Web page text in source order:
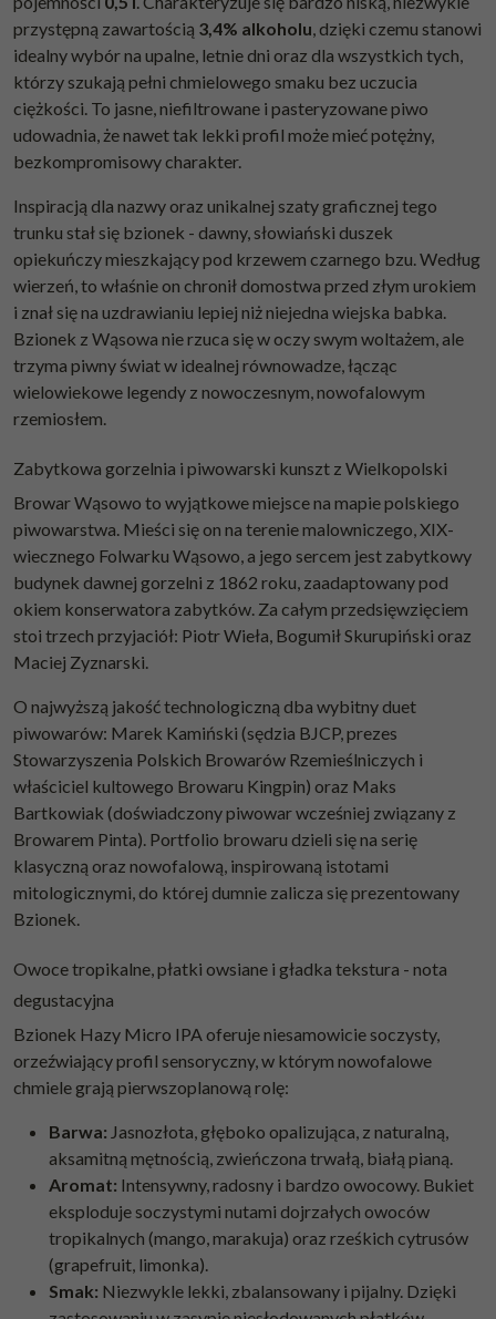
przystępną zawartością 3,4% alkoholu, dzięki czemu stanowi
idealny wybór na upalne, letnie dni oraz dla wszystkich tych,
którzy szukają pełni chmielowego smaku bez uczucia
ciężkości. To jasne, niefiltrowane i pasteryzowane piwo
udowadnia, że nawet tak lekki profil może mieć potężny,
bezkompromisowy charakter.
Inspiracją dla nazwy oraz unikalnej szaty graficznej tego
trunku stał się bzionek - dawny, słowiański duszek
opiekuńczy mieszkający pod krzewem czarnego bzu. Według
wierzeń, to właśnie on chronił domostwa przed złym urokiem
i znał się na uzdrawianiu lepiej niż niejedna wiejska babka.
Bzionek z Wąsowa nie rzuca się w oczy swym woltażem, ale
trzyma piwny świat w idealnej równowadze, łącząc
wielowiekowe legendy z nowoczesnym, nowofalowym
rzemiosłem.
Zabytkowa gorzelnia i piwowarski kunszt z Wielkopolski
Browar Wąsowo to wyjątkowe miejsce na mapie polskiego
piwowarstwa. Mieści się on na terenie malowniczego, XIX-
wiecznego Folwarku Wąsowo, a jego sercem jest zabytkowy
budynek dawnej gorzelni z 1862 roku, zaadaptowany pod
okiem konserwatora zabytków. Za całym przedsięwzięciem
stoi trzech przyjaciół: Piotr Wieła, Bogumił Skurupiński oraz
Maciej Zyznarski.
O najwyższą jakość technologiczną dba wybitny duet
piwowarów: Marek Kamiński (sędzia BJCP, prezes
Stowarzyszenia Polskich Browarów Rzemieślniczych i
właściciel kultowego Browaru Kingpin) oraz Maks
Bartkowiak (doświadczony piwowar wcześniej związany z
Browarem Pinta). Portfolio browaru dzieli się na serię
klasyczną oraz nowofalową, inspirowaną istotami
mitologicznymi, do której dumnie zalicza się prezentowany
Bzionek.
Owoce tropikalne, płatki owsiane i gładka tekstura - nota
degustacyjna
Bzionek Hazy Micro IPA oferuje niesamowicie soczysty,
orzeźwiający profil sensoryczny, w którym nowofalowe
chmiele grają pierwszoplanową rolę:
Barwa: Jasnozłota, głęboko opalizująca, z naturalną,
aksamitną mętnością, zwieńczona trwałą, białą pianą.
Aromat: Intensywny, radosny i bardzo owocowy. Bukiet
eksploduje soczystymi nutami dojrzałych owoców
tropikalnych (mango, marakuja) oraz rześkich cytrusów
(grapefruit, limonka).
Smak: Niezwykle lekki, zbalansowany i pijalny. Dzięki